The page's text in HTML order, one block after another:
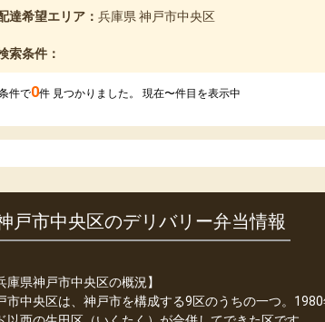
達希望エリア： 兵庫県 神戸市中央区
索条件：
件で0件 見つかりました。 現在〜件目を表示中
戸市中央区のデリバリー弁当情報
庫県神戸市中央区の概況】
市中央区は、神戸市を構成する9区のうちの一つ。